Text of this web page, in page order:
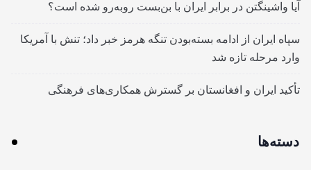
آیا واشینگتن در برابر ایران با بن‌بست روبه‌رو شده است؟
سپاه ایران از ادامه بسته‌بودن تنگه هرمز خبر داد؛ تنش با آمریکا
وارد مرحله تازه شد
تأکید ایران و افغانستان بر گسترش همکاری‌های فرهنگی
دسته‌ها